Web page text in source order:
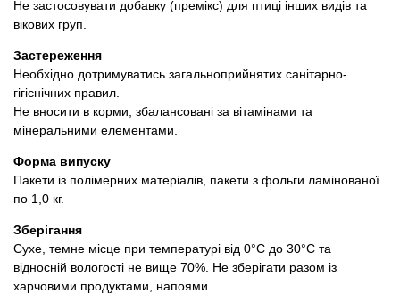
Не застосовувати добавку (премікс) для птиці інших видів та
вікових груп.
Застереження
Необхідно дотримуватись загальноприйнятих санітарно-
гігієнічних правил.
Не вносити в корми, збалансовані за вітамінами та
мінеральними елементами.
Форма випуску
Пакети із полімерних матеріалів, пакети з фольги ламінованої
по 1,0 кг.
Зберігання
Сухе, темне місце при температурі від 0°С до 30°С та
відносній вологості не вище 70%. Не зберігати разом із
харчовими продуктами, напоями.